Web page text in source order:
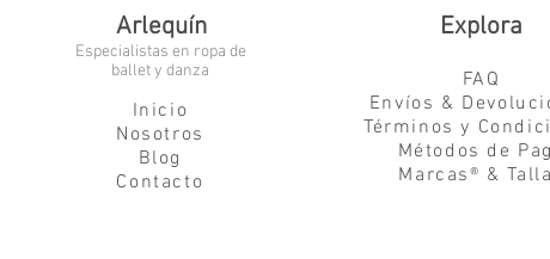
Arlequín
Especialistas en ropa de
ballet y danza
Inicio
Nosotros
Blog
Contacto
Explora
FAQ
Envíos &
Términos y
Métodos de
Marcas® &